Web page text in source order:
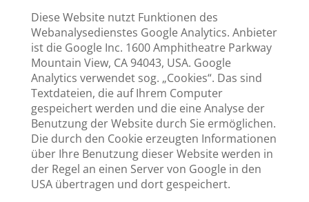
Diese Website nutzt Funktionen des
Webanalysedienstes Google Analytics. Anbieter
ist die Google Inc. 1600 Amphitheatre Parkway
Mountain View, CA 94043, USA. Google
Analytics verwendet sog. „Cookies“. Das sind
Textdateien, die auf Ihrem Computer
gespeichert werden und die eine Analyse der
Benutzung der Website durch Sie ermöglichen.
Die durch den Cookie erzeugten Informationen
über Ihre Benutzung dieser Website werden in
der Regel an einen Server von Google in den
USA übertragen und dort gespeichert.